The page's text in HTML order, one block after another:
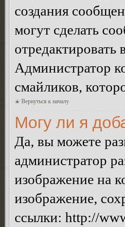
создания
могут сделать
Администратор
смайликов,
Вернуться к началу
Могу ли я
Да, вы можете
администратор
изображение на
изображение,
ссылки: http://